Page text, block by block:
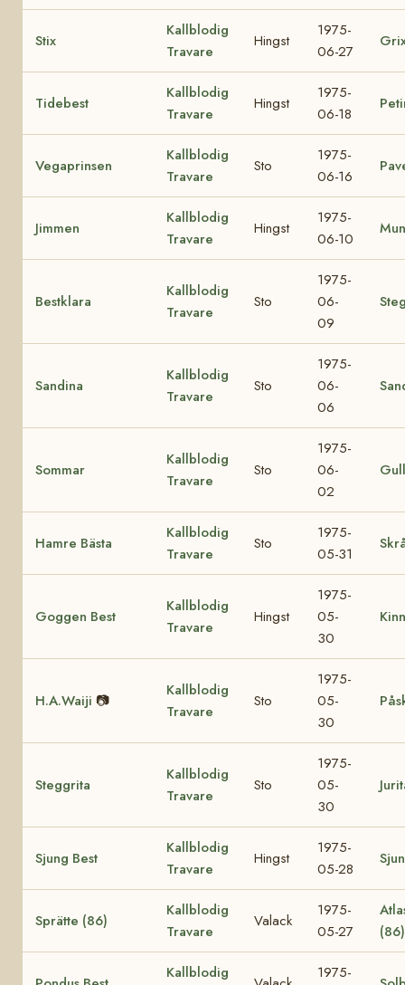
Stix
Kallblodig
Travare
Hingst
1975-
06-27
Tidebest
Kallblodig
Travare
Hingst
1975-
06-18
Vegaprinsen
Kallblodig
Travare
Sto
1975-
06-16
Jimmen
Kallblodig
Travare
Hingst
1975-
06-10
Bestklara
Kallblodig
Travare
Sto
1975-
06-
09
Sandina
Kallblodig
Travare
Sto
1975-
06-
06
Sommar
Kallblodig
Travare
Sto
1975-
06-
02
Hamre Bästa
Kallblodig
Travare
Sto
1975-
05-31
Goggen Best
Kallblodig
Travare
Hingst
1975-
05-
30
H.A.Waiji 📷
Kallblodig
Travare
Sto
1975-
05-
30
Steggrita
Kallblodig
Travare
Sto
1975-
05-
30
Sjung Best
Kallblodig
Travare
Hingst
1975-
05-28
Sprätte (86)
Kallblodig
Travare
Valack
1975-
05-27
Kallblodig
1975-